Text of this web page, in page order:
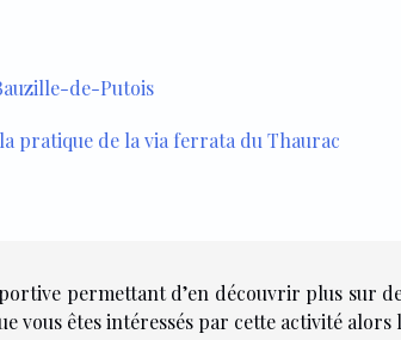
de-Putois
pratique de la via ferrata du Thaurac
permettant d’en découvrir plus sur
vous êtes intéressés par cette activité alors